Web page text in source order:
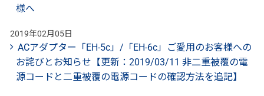
様へ
2019年02月05日
ACアダプター「EH-5c」/「EH-6c」ご愛用のお客様への
お詫びとお知らせ【更新：2019/03/11 非二重被覆の電
源コードと二重被覆の電源コードの確認方法を追記】